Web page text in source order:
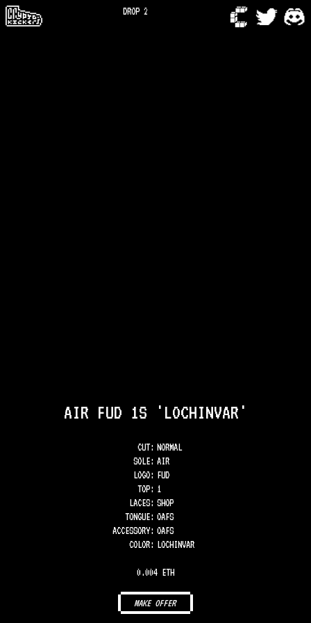
DROP 2
AIR FUD 1S 'LOCHINVAR'
CUT: NORMAL
SOLE: AIR
LOGO: FUD
TOP: 1
LACES: SHOP
TONGUE: OAFS
ACCESSORY: OAFS
COLOR: LOCHINVAR
0.004 ETH
MAKE OFFER